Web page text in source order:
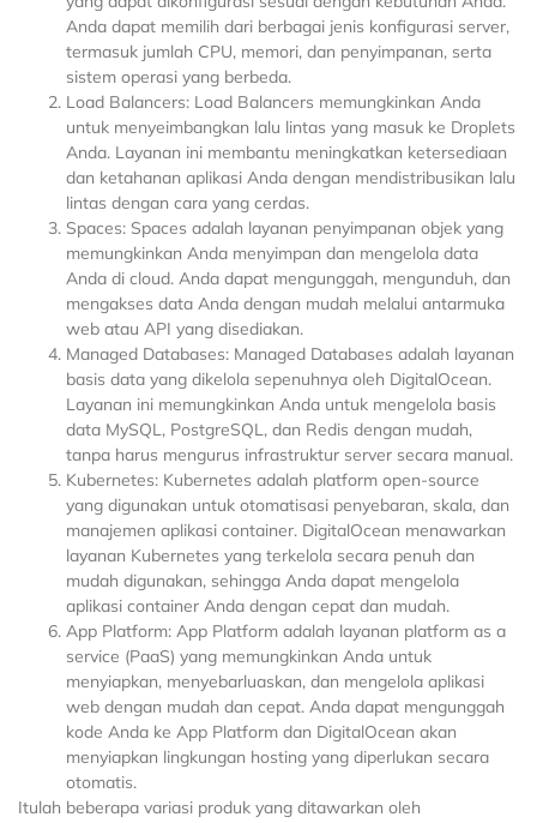
Anda dapat memilih dari berbagai jenis konfigurasi server,
termasuk jumlah CPU, memori, dan penyimpanan, serta
sistem operasi yang berbeda.
Load Balancers: Load Balancers memungkinkan Anda
untuk menyeimbangkan lalu lintas yang masuk ke Droplets
Anda. Layanan ini membantu meningkatkan ketersediaan
dan ketahanan aplikasi Anda dengan mendistribusikan lalu
lintas dengan cara yang cerdas.
Spaces: Spaces adalah layanan penyimpanan objek yang
memungkinkan Anda menyimpan dan mengelola data
Anda di cloud. Anda dapat mengunggah, mengunduh, dan
mengakses data Anda dengan mudah melalui antarmuka
web atau API yang disediakan.
Managed Databases: Managed Databases adalah layanan
basis data yang dikelola sepenuhnya oleh DigitalOcean.
Layanan ini memungkinkan Anda untuk mengelola basis
data MySQL, PostgreSQL, dan Redis dengan mudah,
tanpa harus mengurus infrastruktur server secara manual.
Kubernetes: Kubernetes adalah platform open-source
yang digunakan untuk otomatisasi penyebaran, skala, dan
manajemen aplikasi container. DigitalOcean menawarkan
layanan Kubernetes yang terkelola secara penuh dan
mudah digunakan, sehingga Anda dapat mengelola
aplikasi container Anda dengan cepat dan mudah.
App Platform: App Platform adalah layanan platform as a
service (PaaS) yang memungkinkan Anda untuk
menyiapkan, menyebarluaskan, dan mengelola aplikasi
web dengan mudah dan cepat. Anda dapat mengunggah
kode Anda ke App Platform dan DigitalOcean akan
menyiapkan lingkungan hosting yang diperlukan secara
otomatis.
Itulah beberapa variasi produk yang ditawarkan oleh